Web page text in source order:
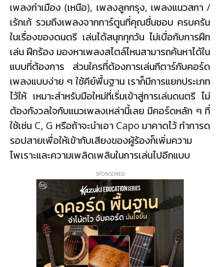
เพลงกำเมือง (เหนือ), เพลงลูกกรุง, เพลงแนวสกา /
เร้กเก้ รวมถึงเพลงจากการ์ตูนที่คุณชื่นชอบ ครบครัน
ในเรื่องของดนตรี เล่นได้สนุกทุกวัน ไม่เบื่อกับการฝึก
เล่น ฝึกร้อง มองหาเพลงสไตล์ไหนสามารถค้นหาได้ใน
แบบที่ต้องการ ส่วนใครที่ต้องการเล่นกีตาร์กับคอร์ด
เพลงแบบง่าย ๆ ใช้คีย์พื้นฐาน เราก็มีการแยกประเภท
ไว้ให้ เหมาะสำหรับมือใหม่ที่เริ่มเข้าสู่การเล่นดนตรี ไม่
ต้องกังวลใจกับแนวเพลงเหล่านี้เลย มีคอร์ดหลัก ๆ ที่
ใช้เช่น C, G หรือถ้าจะนำเอา Capo มาคาดไว้ ทำการด
รอปสายเพื่อให้เข้ากับเสียงของผู้ร้องก็เพิ่มความ
ไพเราะและความเพลิดเพลินในการเล่นไปอีกแบบ
SPONSORED